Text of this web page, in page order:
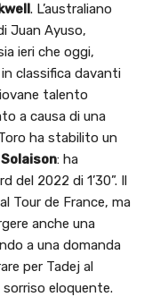
. L’australiano
Juan Ayuso,
ieri che oggi,
classifica davanti
talento
a causa di una
ha stabilito un
: ha
del 2022 di 1’30”. Il
al Tour de France, ma
anche una
a una domanda
per Tadej al
eloquente.